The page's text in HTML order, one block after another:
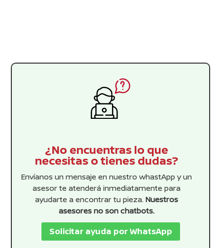
¿No encuentras lo que
necesitas o tienes dudas?
Envíanos un mensaje en nuestro whastApp y un
asesor te atenderá inmediatamente para
ayudarte a encontrar tu pieza. Nuestros
asesores no son chatbots.
Solicitar ayuda por WhatsApp